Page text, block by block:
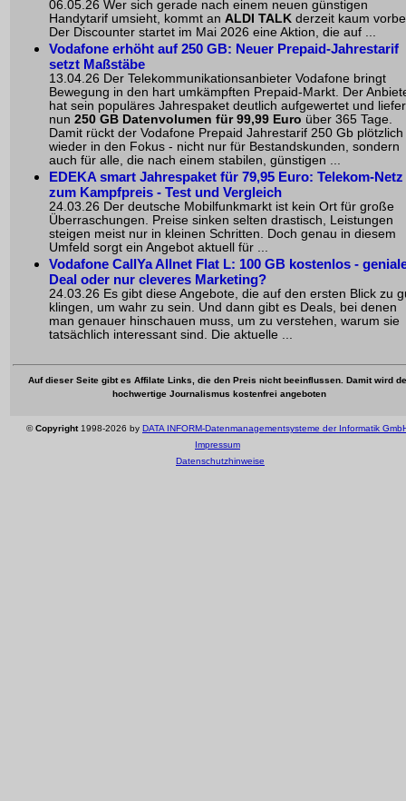
06.05.26 Wer sich gerade nach einem neuen günstigen
Handytarif umsieht, kommt an ALDI TALK derzeit kaum
Der Discounter startet im Mai 2026 eine Aktion, die auf ...
Vodafone erhöht auf 250 GB: Neuer Prepaid-Jahrestarif
setzt Maßstäbe
13.04.26 Der Telekommunikationsanbieter Vodafone bringt
Bewegung in den hart umkämpften Prepaid-Markt. Der
hat sein populäres Jahrespaket deutlich aufgewertet und
nun 250 GB Datenvolumen für 99,99 Euro über 365 Tage.
Damit rückt der Vodafone Prepaid Jahrestarif 250 Gb plötzlich
wieder in den Fokus - nicht nur für Bestandskunden, sondern
auch für alle, die nach einem stabilen, günstigen ...
EDEKA smart Jahrespaket für 79,95 Euro: Telekom-Netz
zum Kampfpreis - Test und Vergleich
24.03.26 Der deutsche Mobilfunkmarkt ist kein Ort für große
Überraschungen. Preise sinken selten drastisch, Leistungen
steigen meist nur in kleinen Schritten. Doch genau in diesem
Umfeld sorgt ein Angebot aktuell für ...
Vodafone CallYa Allnet Flat L: 100 GB kostenlos -
Deal oder nur cleveres Marketing?
24.03.26 Es gibt diese Angebote, die auf den ersten Blick zu
klingen, um wahr zu sein. Und dann gibt es Deals, bei denen
man genauer hinschauen muss, um zu verstehen, warum sie
tatsächlich interessant sind. Die aktuelle ...
Auf dieser Seite gibt es Affilate Links, die den Preis nicht beeinflussen. Damit wird
hochwertige Journalismus kostenfrei angeboten
©Copyright1998-2026 by DATA INFORM-Datenmanagementsysteme der Informatik
Impressum
Datenschutzhinweise